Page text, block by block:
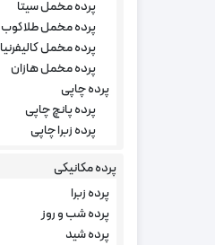
پرده مخمل سیتا
پرده مخمل طلاکوب
پرده مخمل کالیفرنیا
پرده مخمل هازان
پرده چاپی
پرده پانچ چاپی
پرده زبرا چاپی
پرده مکانیکی
پرده زبرا
پرده شب و روز
پرده شید